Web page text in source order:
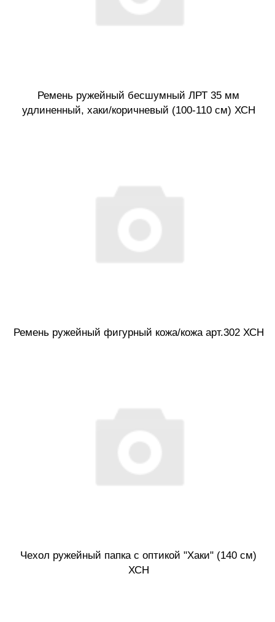
Ремень ружейный бесшумный ЛРТ 35 мм
удлиненный, хаки/коричневый (100-110 см) ХСН
Ремень ружейный фигурный кожа/кожа арт.302 ХСН
Чехол ружейный папка с оптикой "Хаки" (140 см)
ХСН